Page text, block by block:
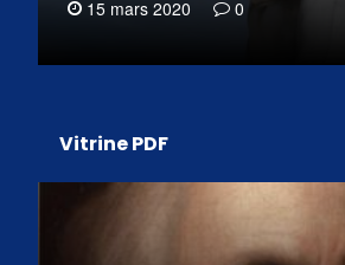
15 mars 2020 0
Vitrine PDF